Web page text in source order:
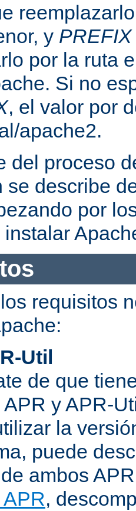
y PREFIX
por la ruta
Si no
, el valor por
apache2.
del proceso
se describe
por
requisitos
Util
de que
y APR-
la
puede
ambos
,